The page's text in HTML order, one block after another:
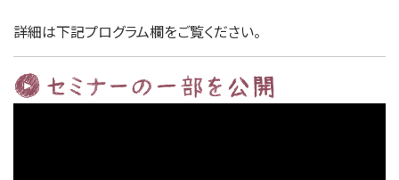
詳細は下記プログラム欄をご覧ください。